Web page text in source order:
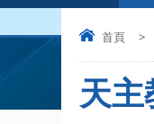
首頁 >
天